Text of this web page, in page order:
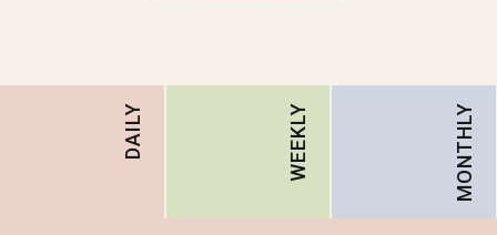
DAILY WEEKLY MONTHLY